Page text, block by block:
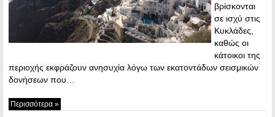
βρίσκονται
σε ισχύ στις
Κυκλάδες,
καθώς οι
κάτοικοι της
περιοχής εκφράζουν ανησυχία λόγω των εκατοντάδων σεισμικών
δονήσεων που…
Περισσότερα »